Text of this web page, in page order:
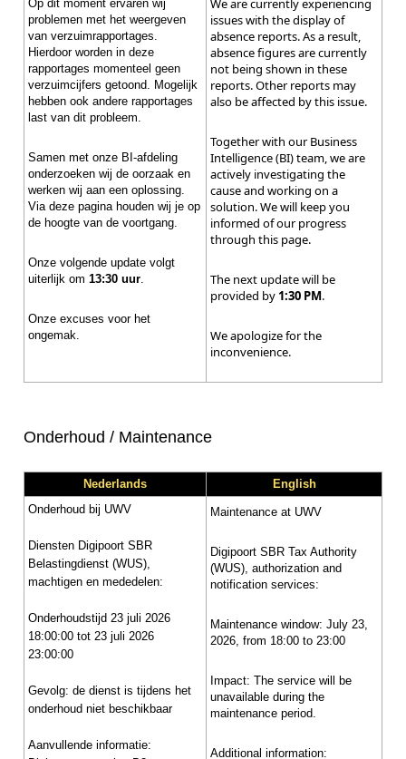
Op dit moment ervaren wij
problemen met het weergeven
van verzuimrapportages.
Hierdoor worden in deze
rapportages momenteel geen
verzuimcijfers getoond. Mogelijk
hebben ook andere rapportages
last van dit probleem.
Samen met onze BI-afdeling
onderzoeken wij de oorzaak en
werken wij aan een oplossing.
Via deze pagina houden wij je op
de hoogte van de voortgang.
Onze volgende update volgt
uiterlijk om 13:30 uur.
Onze excuses voor het
ongemak.
We are currently experiencing
issues with the display of
absence reports. As a result,
absence figures are currently
not being shown in these
reports. Other reports may
also be affected by this issue.
Together with our Business
Intelligence (BI) team, we are
actively investigating the
cause and working on a
solution. We will keep you
informed of our progress
through this page.
The next update will be
provided by 1:30 PM.
We apologize for the
inconvenience.
Onderhoud / Maintenance
Nederlands
English
Onderhoud bij UWV
Diensten Digipoort SBR
Belastingdienst (WUS),
machtigen en mededelen:
Onderhoudstijd 23 juli 2026
18:00:00 tot 23 juli 2026
23:00:00
Gevolg: de dienst is tijdens het
onderhoud niet beschikbaar
Aanvullende informatie:
Maintenance at UWV
Digipoort SBR Tax Authority
(WUS), authorization and
notification services:
Maintenance window: July 23,
2026, from 18:00 to 23:00
Impact: The service will be
unavailable during the
maintenance period.
Additional information: